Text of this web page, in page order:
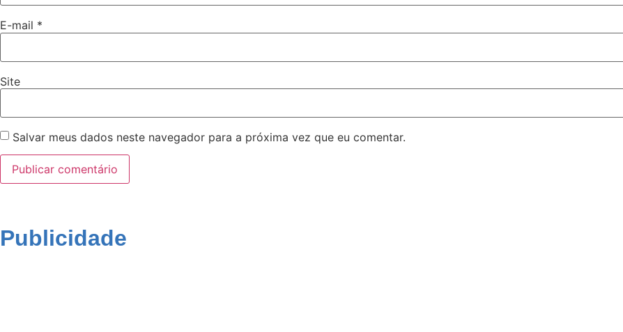
E-mail *
Site
Salvar meus dados neste navegador para a próxima vez que eu comentar.
Publicidade